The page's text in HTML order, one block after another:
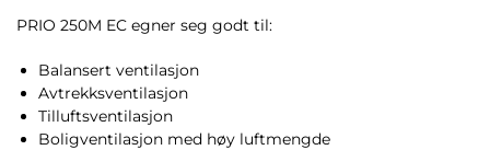
PRIO 250M EC egner seg godt til:
Balansert ventilasjon
Avtrekksventilasjon
Tilluftsventilasjon
Boligventilasjon med høy luftmengde